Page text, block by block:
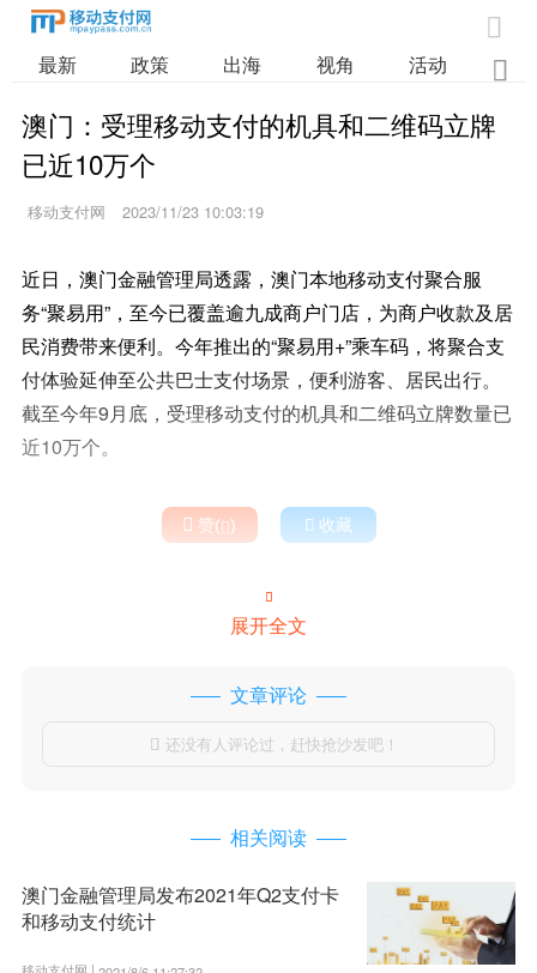

最新 政策 出海 视角 活动 业

澳门：受理移动支付的机具和二维码立牌
已近10万个
移动支付网 2023/11/23 10:03:19
近日，澳门金融管理局透露，澳门本地移动支付聚合服
务“聚易用”，至今已覆盖逾九成商户门店，为商户收款及居
民消费带来便利。今年推出的“聚易用+”乘车码，将聚合支
付体验延伸至公共巴士支付场景，便利游客、居民出行。
截至今年9月底，受理移动支付的机具和二维码立牌数量已
近10万个。
 赞()  收藏

展开全文
文章评论
 还没有人评论过，赶快抢沙发吧！
相关阅读
澳门金融管理局发布2021年Q2支付卡
和移动支付统计
移动支付网 |